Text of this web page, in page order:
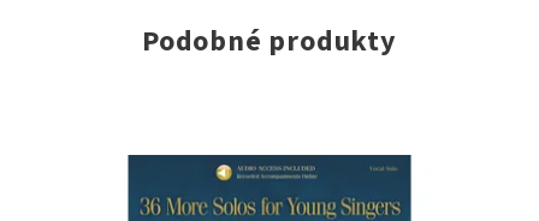
Podobné produkty